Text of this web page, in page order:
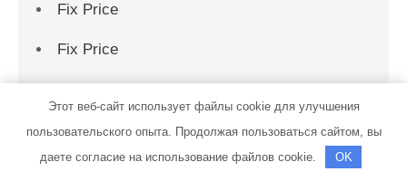
Fix Price
Fix Price
Fix Price
Fix Price
Этот веб-сайт использует файлы cookie для улучшения
пользовательского опыта. Продолжая пользоваться сайтом, вы
даете согласие на использование файлов cookie.
OK